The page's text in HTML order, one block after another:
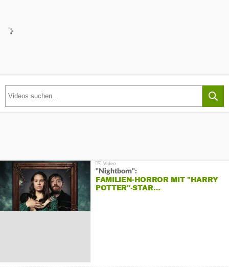
"Nightborn":
FAMILIEN-HORROR MIT "HARRY
POTTER"-STAR…